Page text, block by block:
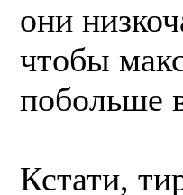
они
чтобы
побольше
Кстати,